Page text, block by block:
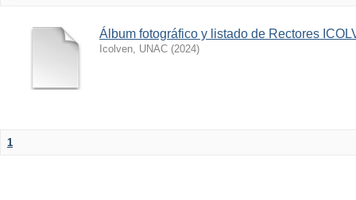
Álbum fotográfico y listado de Rectores
Icolven, UNAC (2024)
1